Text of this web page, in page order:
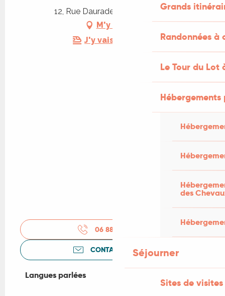
Grands
Randonnées
Le Tour du Lot
des
Séjourner
Sites de visites
12, Rue Daurade, 46000 Cahors
M'y rendre
J'y vais en train !
06 88 04 60
CONTACTEZ-NOUS
Langues parlées
Langues parlées